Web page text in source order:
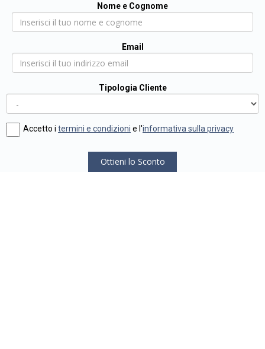
Nome e Cognome
Email
Tipologia Cliente
Accetto i termini e condizioni e l'informativa sulla privacy
Ottieni lo Sconto